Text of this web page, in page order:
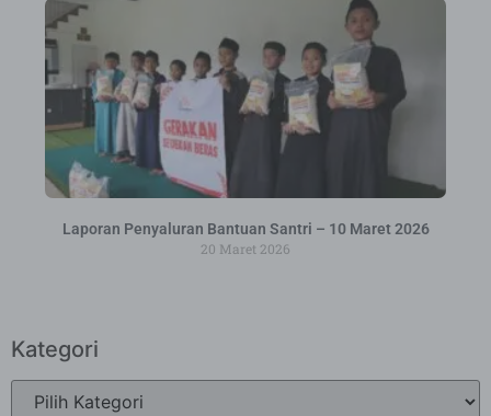
Laporan Penyaluran Bantuan Santri – 10 Maret 2026
20 Maret 2026
Kategori